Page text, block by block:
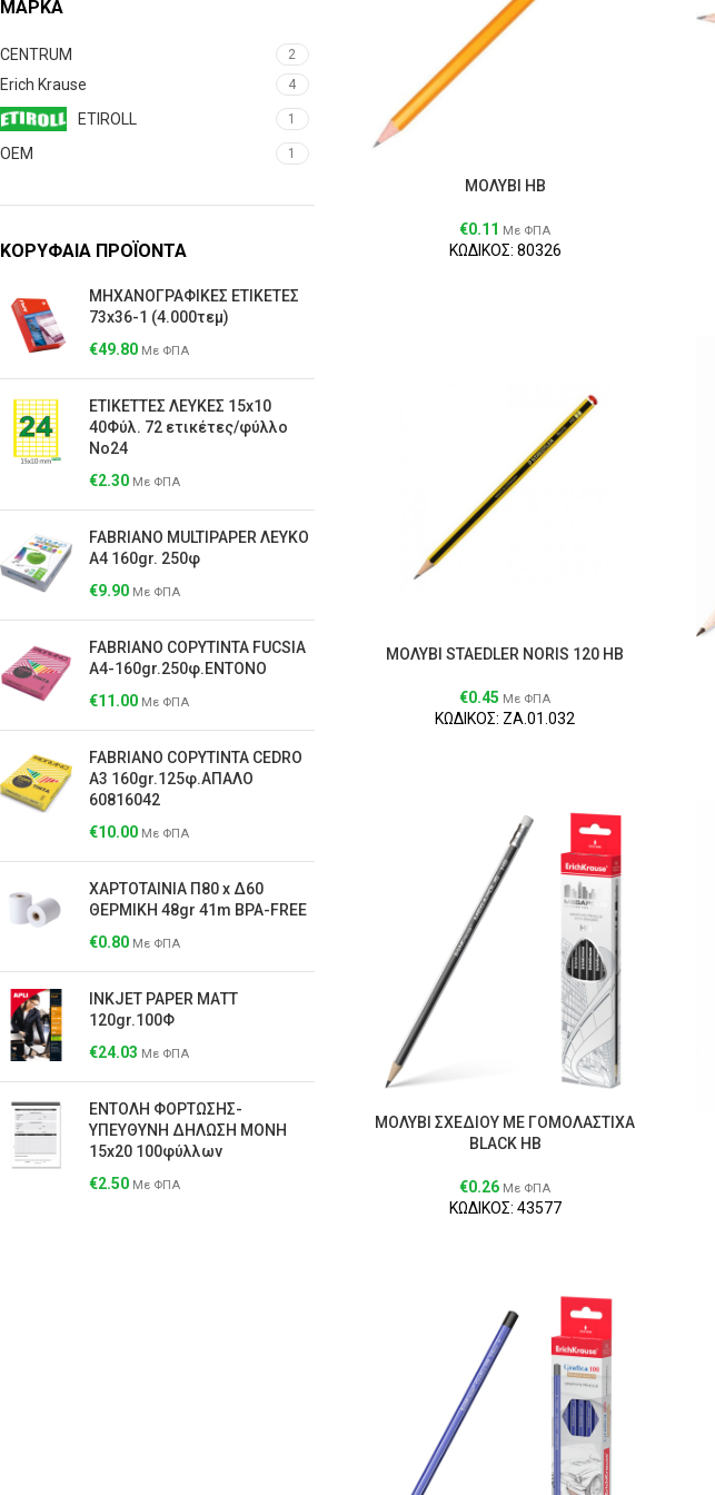
ΜΆΡΚΑ
CENTRUM 2
Erich Krause 4
ETIROLL 1
OEM 1
ΚΟΡΥΦΑΙΑ ΠΡΟΪΟΝΤΑ
ΜΗΧΑΝΟΓΡΑΦΙΚΕΣ ΕΤΙΚΕΤΕΣ
73x36-1 (4.000τεμ)
€49.80 Με ΦΠΑ
ΕΤΙΚΕΤΤΕΣ ΛΕΥΚΕΣ 15x10
40Φύλ. 72 ετικέτες/φύλλο
Νο24
€2.30 Με ΦΠΑ
FABRIANO MULTIPAPER ΛΕΥΚΟ
Α4 160gr. 250φ
€9.90 Με ΦΠΑ
FABRIANO COPYTINTA FUCSIA
A4-160gr.250φ.ΕΝΤΟΝΟ
€11.00 Με ΦΠΑ
FABRIANO COPYTINTA CEDRO
A3 160gr.125φ.ΑΠΑΛΟ
60816042
€10.00 Με ΦΠΑ
ΧΑΡΤΟΤΑΙΝΙΑ Π80 x Δ60
ΘΕΡΜΙΚΗ 48gr 41m BPA-FREE
€0.80 Με ΦΠΑ
ΙΝΚJΕΤ ΡΑΡΕR ΜΑΤΤ
120gr.100Φ
€24.03 Με ΦΠΑ
ΕΝΤΟΛΗ ΦΟΡΤΩΣΗΣ-
ΥΠΕΥΘΥΝΗ ΔΗΛΩΣΗ ΜΟΝΗ
15x20 100φύλλων
€2.50 Με ΦΠΑ
ΜΟΛΥΒΙ ΗΒ
€0.11 Με ΦΠΑ
ΚΩΔΙΚΟΣ: 80326
ΜΟΛΥΒΙ SΤΑΕDLΕR ΝΟRΙS 120 ΗΒ
€0.45 Με ΦΠΑ
ΚΩΔΙΚΟΣ: ΖΑ.01.032
ΜΟΛΥΒΙ ΣΧΕΔΙΟΥ ME ΓΟΜΟΛΑΣΤΙΧΑ
BLACK HB
€0.26 Με ΦΠΑ
ΚΩΔΙΚΟΣ: 43577